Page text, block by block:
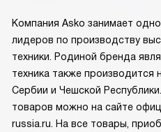
Компания Asko занимает
лидеров по производству
техники. Родиной бренда
техника также производится
Сербии и Чешской
товаров можно на сайте
russia.ru. На все товары,